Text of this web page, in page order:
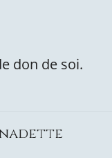
don de soi.